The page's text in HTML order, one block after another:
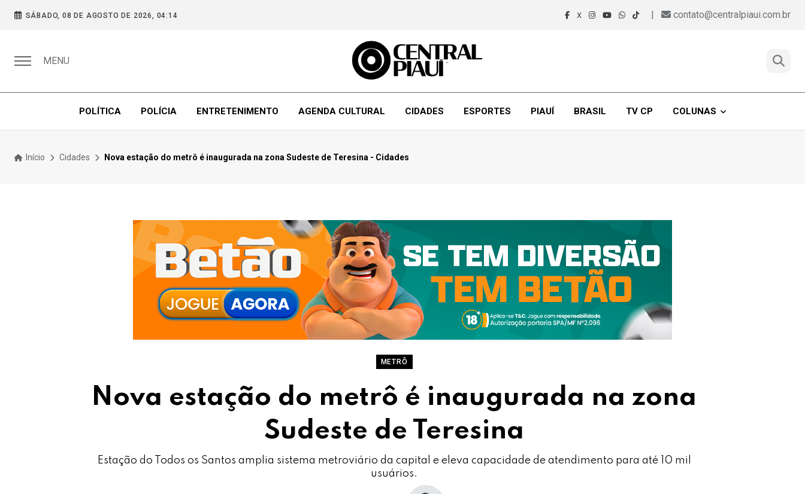
SÁBADO, 08 DE AGOSTO DE 2026, 04:14 X | contato@centralpiaui.com.br
MENU
POLÍTICA POLÍCIA ENTRETENIMENTO AGENDA CULTURAL CIDADES ESPORTES PIAUÍ BRASIL TV CP COLUNAS
Início Cidades Nova estação do metrô é inaugurada na zona Sudeste de Teresina - Cidades
METRÔ
Nova estação do metrô é inaugurada na zona
Sudeste de Teresina
Estação do Todos os Santos amplia sistema metroviário da capital e eleva capacidade de atendimento para até 10 mil
usuários.